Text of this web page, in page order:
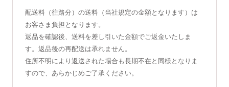
配送料（往路分）の送料（当社規定の金額となります）は
お客さま負担となります。
返品を確認後、送料を差し引いた金額でご返金いたしま
す。返品後の再配送は承れません。
住所不明により返送された場合も長期不在と同様となりま
すので、あらかじめご了承ください。